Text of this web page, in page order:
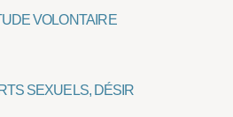
VOLONTAIRE
SEXUELS, DÉSIR